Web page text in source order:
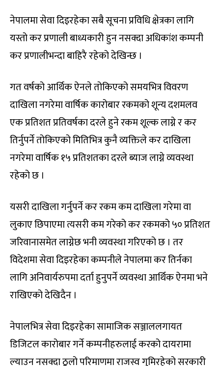
नेपालमा सेवा दिइरहेका सबै सूचना प्रविधि क्षेत्रका लागि
यस्तो कर प्रणाली बाध्यकारी हुन नसक्दा अधिकांश कम्पनी
कर प्रणालीभन्दा बाहिरै रहेको देखिन्छ ।
गत वर्षको आर्थिक ऐनले तोकिएको समयभित्र विवरण
दाखिला नगरेमा वार्षिक कारोबार रकमको शून्य दशमलव
एक प्रतिशत प्रतिवर्षका दरले हुने रकम शूल्क लाग्ने र कर
तिर्नुपर्ने तोकिएको मितिभित्र कुनै व्यक्तिले कर दाखिला
नगरेमा वार्षिक १५ प्रतिशतका दरले ब्याज लाग्ने व्यवस्था
रहेको छ ।
यसरी दाखिला गर्नुपर्ने कर रकम कम दाखिला गरेमा वा
लुकाए छिपाएमा त्यसरी कम गरेको कर रकमको ५० प्रतिशत
जरिवानासमेत लाग्नेछ भनी व्यवस्था गरिएको छ । तर
विदेशमा सेवा दिइरहेका कम्पनीले नेपालमा कर तिर्नका
लागि अनिवार्यरुपमा दर्ता हुनुपर्ने व्यवस्था आर्थिक ऐनमा भने
राखिएको देखिदैन ।
नेपालभित्र सेवा दिइरहेका सामाजिक सञ्जाललगायत
डिजिटल कारोबार गर्ने कम्पनीहरुलाई करको दायरामा
ल्याउन नसक्दा ठूलो परिमाणमा राजस्व गुमिरहेको सरकारी